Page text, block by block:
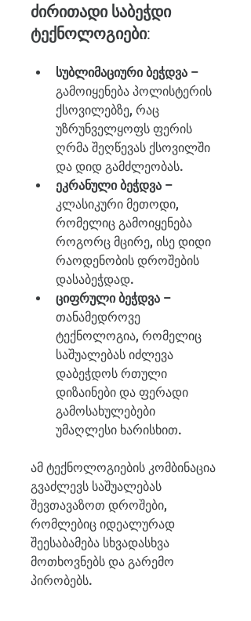
ძირითადი საბეჭდი
ტექნოლოგიები:
სუბლიმაციური ბეჭდვა –
გამოიყენება პოლისტერის
ქსოვილებზე, რაც
უზრუნველყოფს ფერის
ღრმა შეღწევას ქსოვილში
და დიდ გამძლეობას.
ეკრანული ბეჭდვა –
კლასიკური მეთოდი,
რომელიც გამოიყენება
როგორც მცირე, ისე დიდი
რაოდენობის დროშების
დასაბეჭდად.
ციფრული ბეჭდვა –
თანამედროვე
ტექნოლოგია, რომელიც
საშუალებას იძლევა
დაბეჭდოს რთული
დიზაინები და ფერადი
გამოსახულებები
უმაღლესი ხარისხით.
ამ ტექნოლოგიების კომბინაცია
გვაძლევს საშუალებას
შევთავაზოთ დროშები,
რომლებიც იდეალურად
შეესაბამება სხვადასხვა
მოთხოვნებს და გარემო
პირობებს.